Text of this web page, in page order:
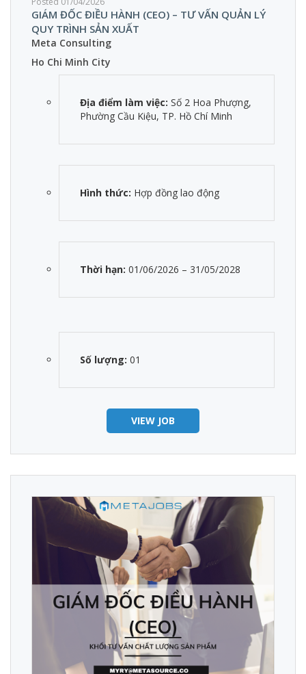
GIÁM ĐỐC ĐIỀU HÀNH (CEO) – TƯ VẤN QUẢN LÝ
QUY TRÌNH SẢN XUẤT
Meta Consulting
Ho Chi Minh City
Địa điểm làm việc: Số 2 Hoa Phượng,
Phường Cầu Kiệu, TP. Hồ Chí Minh
Hình thức: Hợp đồng lao động
Thời hạn: 01/06/2026 – 31/05/2028
Số lượng: 01
VIEW JOB